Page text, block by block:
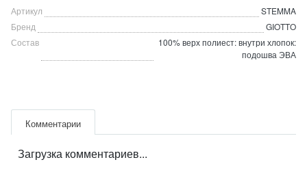
Артикул
STEMMA
Бренд
GIOTTO
Состав
100% верх полиест: внутри хлопок:
подошва ЭВА
Комментарии
Загрузка комментариев...